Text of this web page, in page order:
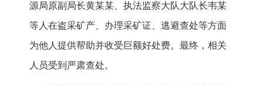
源局原副局长黄某某、执法监察大队大队长韦某
等人在盗采矿产、办理采矿证、逃避查处等方面
为他人提供帮助并收受巨额好处费。最终，相关
人员受到严肃查处。